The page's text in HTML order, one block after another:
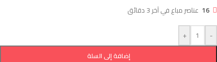
16 عناصر مباع في آخر 3 دقائق
-
+
إضافة إلى السلة